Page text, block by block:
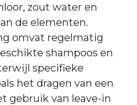
zout water en
de elementen.
omvat regelmatig
shampoos en
specifieke
het dragen van een
gebruik van leave-in